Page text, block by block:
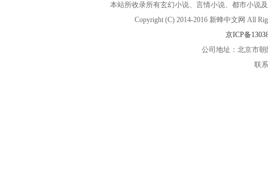
本站所收录所有玄幻小说、言情小说、都市小说
Copyright (C) 2014-2016 新蜂中文网 All
京ICP备
公司地址：北京市朝
联